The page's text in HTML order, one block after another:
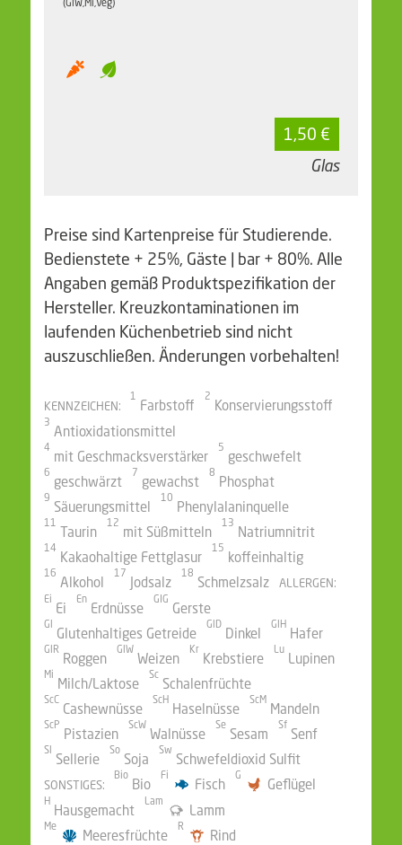
(GlW,Mi,Veg)
1,50 €
Glas
Preise sind Kartenpreise für Studierende.
Bedienstete + 25%, Gäste | bar + 80%. Alle
Angaben gemäß Produktspezifikation der
Hersteller. Kreuzkontaminationen im
laufenden Küchenbetrieb sind nicht
auszuschließen. Änderungen vorbehalten!
KENNZEICHEN:
1
Farbstoff
2
Konservierungsstoff
3
Antioxidationsmittel
4
mit Geschmacksverstärker
5
geschwefelt
6
geschwärzt
7
gewachst
8
Phosphat
9
Säuerungsmittel
10
Phenylalaninquelle
11
Taurin
12
mit Süßmitteln
13
Natriumnitrit
14
Kakaohaltige Fettglasur
15
koffeinhaltig
16
Alkohol
17
Jodsalz
18
Schmelzsalz ALLERGEN:
Ei
Ei
En
Erdnüsse
GIG
Gerste
Gl
Glutenhaltiges Getreide
GlD
Dinkel
GlH
Hafer
GlR
Roggen
GlW
Weizen
Kr
Krebstiere
Lu
Lupinen
Mi
Milch/Laktose
Sc
Schalenfrüchte
ScC
Cashewnüsse
ScH
Haselnüsse
ScM
Mandeln
ScP
Pistazien
ScW
Walnüsse
Se
Sesam
Sf
Senf
Sl
Sellerie
So
Soja
Sw
Schwefeldioxid Sulfit
SONSTIGES:
Bio
Bio
Fi
Fisch
G
Geflügel
H
Hausgemacht
Lam
Lamm
Me
Meeresfrüchte
R
Rind